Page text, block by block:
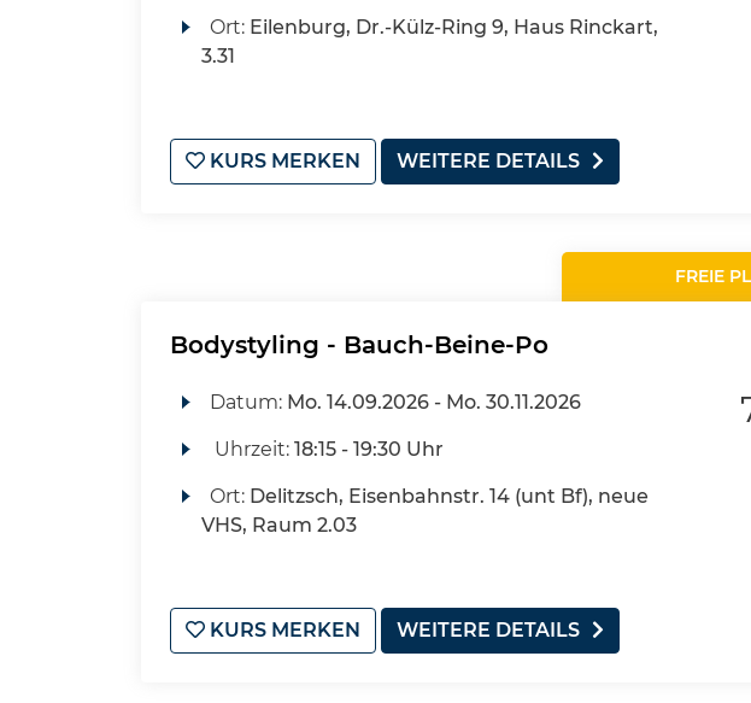
Ort: Eilenburg, Dr.-Külz-Ring 9, Haus Rinckart,
3.31
KURS MERKEN WEITERE DETAILS
FREIE
Bodystyling - Bauch-Beine-Po
Datum: Mo. 14.09.2026 - Mo. 30.11.2026
Uhrzeit: 18:15 - 19:30 Uhr
Ort: Delitzsch, Eisenbahnstr. 14 (unt Bf), neue
VHS, Raum 2.03
KURS MERKEN WEITERE DETAILS